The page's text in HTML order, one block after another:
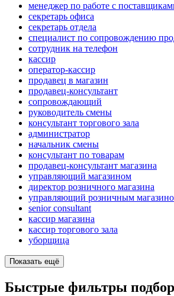
менеджер по работе с
секретарь офиса
секретарь отдела
специалист по сопровождению
сотрудник на телефон
кассир
оператор-кассир
продавец в магазин
продавец-консультант
сопровождающий
руководитель смены
консультант торгового зала
администратор
начальник смены
консультант по товарам
продавец-консультант магазина
управляющий магазином
директор розничного магазина
управляющий розничным
senior consultant
кассир магазина
кассир торгового зала
уборщица
Показать ещё
Быстрые фильтры